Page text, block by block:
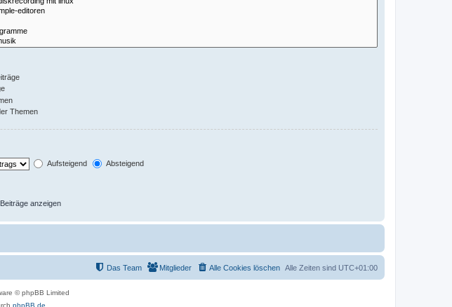
Themen
Aufsteigend Absteigend
anzeigen
Alle Zeiten sind UTC+01:00
Alle Cookies löschen
Mitglieder
Das Team
© phpBB Limited
phpBB.de